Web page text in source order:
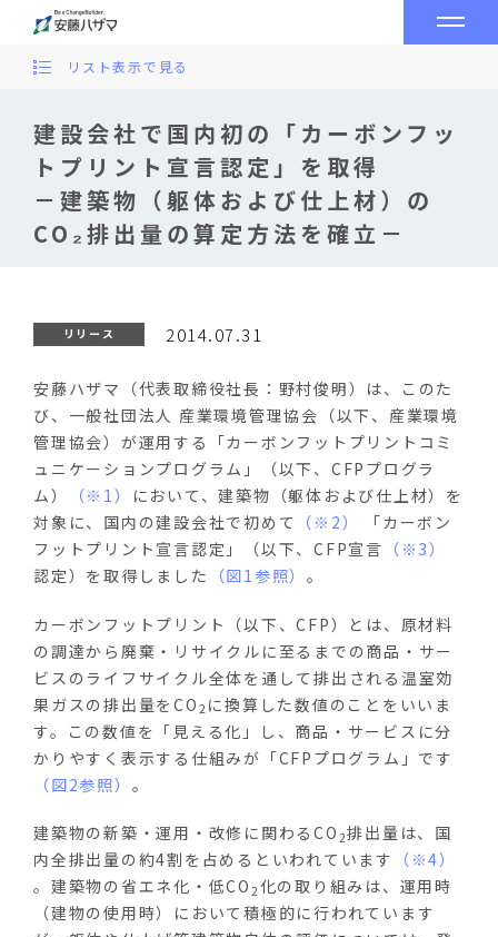
建設会社で国内初の「カーボンフッ
トプリント宣言認定」を取得
－建築物（躯体および仕上材）の
CO₂排出量の算定方法を確立－
リスト表示で見る
リリース 2014.07.31
安藤ハザマ（代表取締役社長：野村俊明）は、このた
び、一般社団法人 産業環境管理協会（以下、産業環境
管理協会）が運用する「カーボンフットプリントコミ
ュニケーションプログラム」（以下、CFPプログラ
ム）
（※1）
において、建築物（躯体および仕上材）を
対象に、国内の建設会社で初めて
（※2）
「カーボン
フットプリント宣言認定」（以下、CFP宣言 （※3）
認定）を取得しました
（図1参照） 。
カーボンフットプリント（以下、CFP）とは、原材料
の調達から廃棄・リサイクルに至るまでの商品・サー
ビスのライフサイクル全体を通して排出される温室効
果ガスの排出量をCO 2 に換算した数値のことをいいま
す。この数値を「見える化」し、商品・サービスに分
かりやすく表示する仕組みが「CFPプログラム」です
（図2参照） 。
建築物の新築・運用・改修に関わるCO 2排出量は、国
内全排出量の約4割を占めるといわれています
（※4）
。建築物の省エネ化・低CO 2 化の取り組みは、運用時
（建物の使用時）において積極的に行われています